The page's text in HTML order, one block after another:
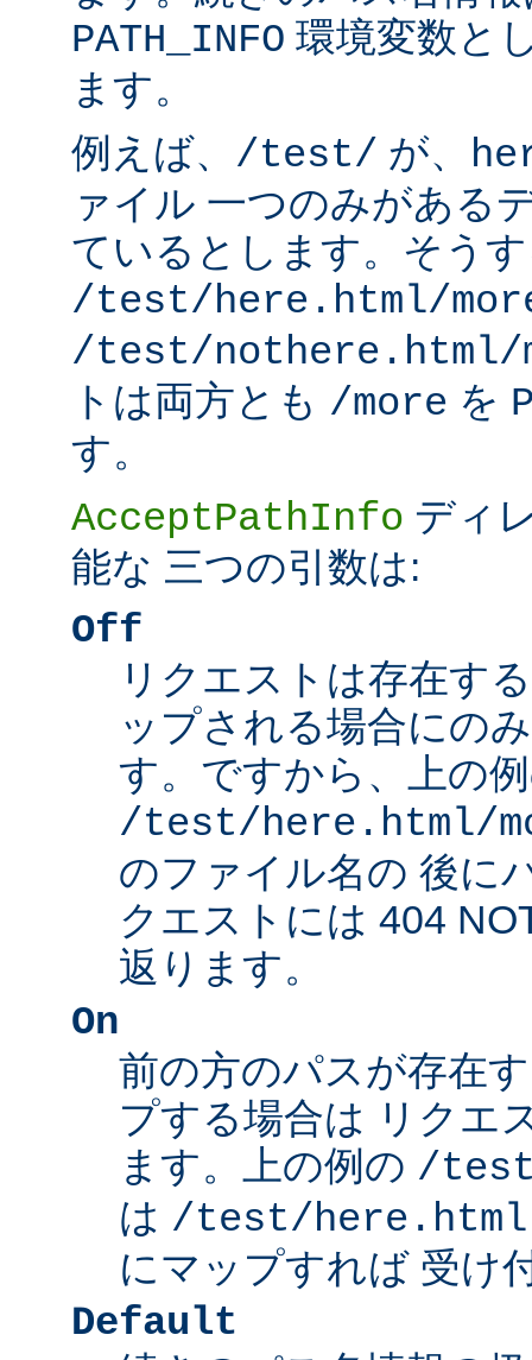
PATH_INFO 環境変数と
ます。
例えば、 /test/ が、
ァイル 一つのみがある
ているとします。そう
/test/here.html/
/test/nothere.html/
トは両方とも /more を
す。
AcceptPathInfo ディ
能な 三つの引数は:
Off
リクエストは存在す
ップされる場合にの
す。ですから、上の
/test/here.html/
のファイル名の 後に
クエストには 404
返ります。
On
前の方のパスが存在
プする場合は リクエ
ます。上の例の /
は /test/here.html
にマップすれば 受け
Default